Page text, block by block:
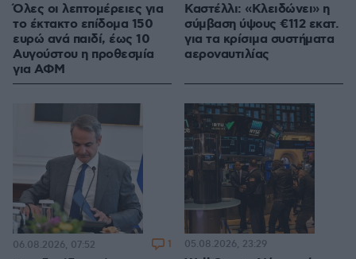
Όλες οι λεπτομέρειες για
το έκτακτο επίδομα 150
ευρώ ανά παιδί, έως 10
Αυγούστου η προθεσμία
για ΑΦΜ
Καστέλλι: «Κλειδώνει» η
σύμβαση ύψους €112 εκατ.
για τα κρίσιμα συστήματα
αεροναυτιλίας
06.08.2026, 07:52 1 05.08.2026, 23:29